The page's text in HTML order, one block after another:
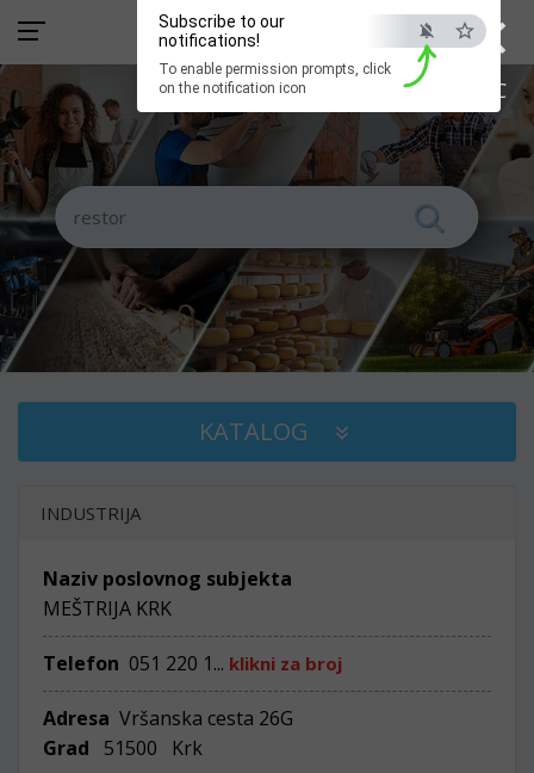
×
ESC
Subscribe to our
notifications!
To enable permission prompts, click
on the notification icon
KATALOG
INDUSTRIJA
Naziv poslovnog subjekta
MEŠTRIJA KRK
Telefon 051 220 1... klikni za broj
Adresa Vršanska cesta 26G
Grad
51500 Krk